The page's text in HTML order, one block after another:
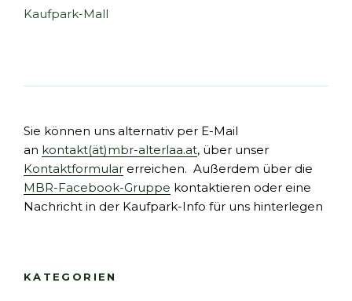
Kaufpark-Mall
Sie können uns alternativ per E-Mail
an kontakt(ät)mbr-alterlaa.at, über unser
Kontaktformular erreichen. Außerdem über die
MBR-Facebook-Gruppe kontaktieren oder eine
Nachricht in der Kaufpark-Info für uns hinterlegen
KATEGORIEN